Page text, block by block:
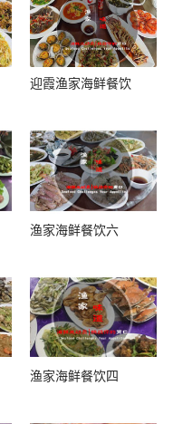
迎霞渔家海鲜餐饮
渔家海鲜餐饮六
渔家海鲜餐饮四